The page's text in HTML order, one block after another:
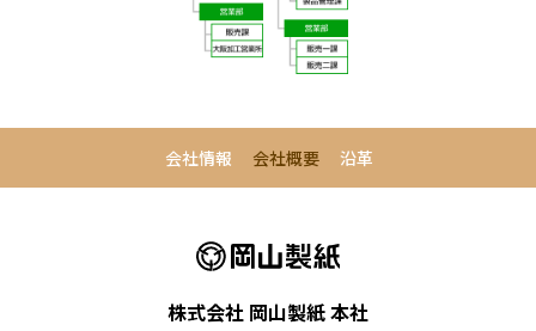
会社情報 会社概要 沿革
株式会社 岡山製紙 本社